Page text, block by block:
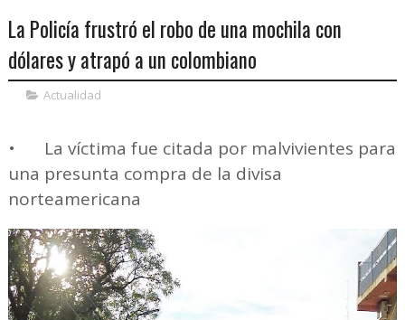
La Policía frustró el robo de una mochila con
dólares y atrapó a un colombiano
Actualidad
•
La víctima fue citada por malvivientes para
una presunta compra de la divisa
norteamericana